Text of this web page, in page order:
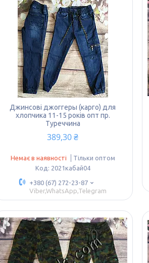
Джинсові джоггеры (карго) для
хлопчика 11-15 років опт пр.
Туреччина
389,30 ₴
Немає в наявності
Тільки оптом
2021кабай04
+380 (67) 272-23-87
Viber,WhatsApp,Telegram